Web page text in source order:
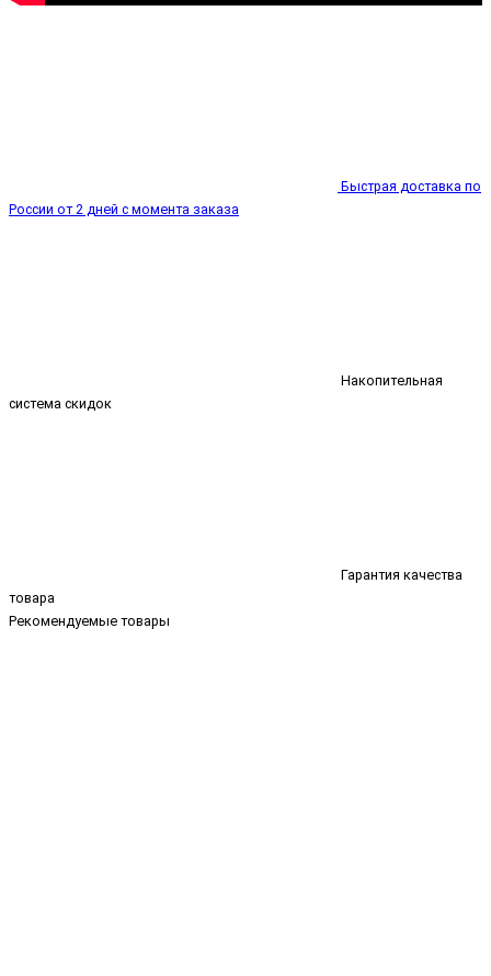
Быстрая доставка по
России от 2 дней с момента заказа
Накопительная
система скидок
Гарантия качества
товара
Рекомендуемые товары